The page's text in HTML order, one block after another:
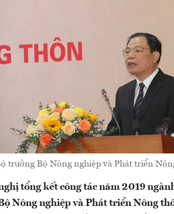
trưởng Bộ Nông nghiệp và Phát triển
tổng kết công tác năm 2019
Nông nghiệp và Phát triển Nông